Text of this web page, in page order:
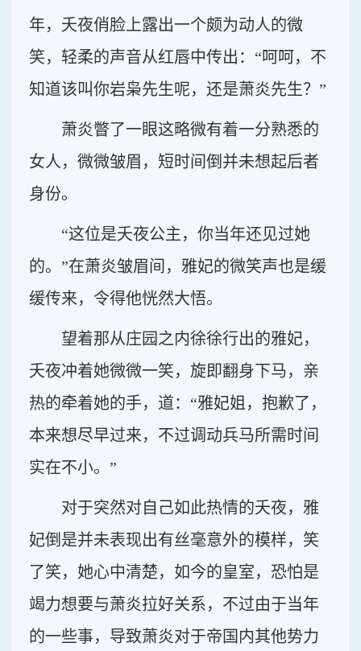
年，夭夜俏脸上露出一个颇为动人的微
笑，轻柔的声音从红唇中传出：“呵呵，不
知道该叫你岩枭先生呢，还是萧炎先生？”
萧炎瞥了一眼这略微有着一分熟悉的
女人，微微皱眉，短时间倒并未想起后者
身份。
“这位是夭夜公主，你当年还见过她
的。”在萧炎皱眉间，雅妃的微笑声也是缓
缓传来，令得他恍然大悟。
望着那从庄园之内徐徐行出的雅妃，
夭夜冲着她微微一笑，旋即翻身下马，亲
热的牵着她的手，道：“雅妃姐，抱歉了，
本来想尽早过来，不过调动兵马所需时间
实在不小。”
对于突然对自己如此热情的夭夜，雅
妃倒是并未表现出有丝毫意外的模样，笑
了笑，她心中清楚，如今的皇室，恐怕是
竭力想要与萧炎拉好关系，不过由于当年
的一些事，导致萧炎对于帝国内其他势力